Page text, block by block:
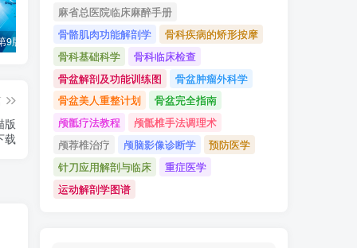
外科学（第9版）陈孝平主编_人卫版教材.PDF电子书下载
版
载
麻省总医院临床麻醉手册
骨骼肌肉功能解剖学
骨科疾病的矫形按摩
骨科基础科学
骨科临床检查
骨盆解剖及功能训练图
骨盆肿瘤外科学
骨盆美人重整计划
骨盆完全指南
颅骶疗法教程
颅骶椎手法调理术
颅荐椎治疗
颅脑影像诊断学
预防医学
针刀应用解剖与临床
重症医学
运动解剖学图谱